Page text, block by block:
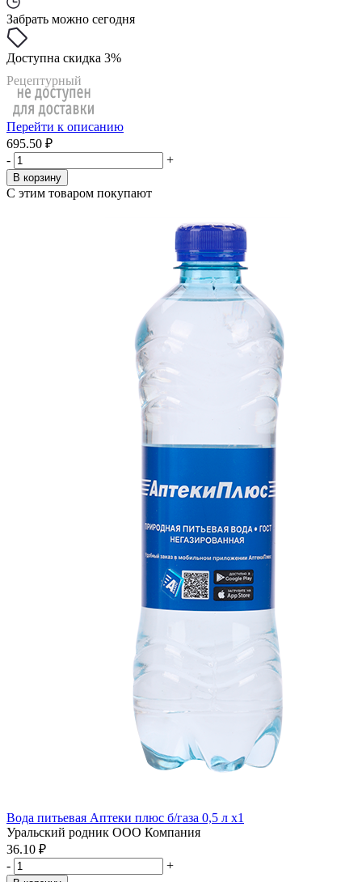
Забрать можно сегодня
Доступна скидка 3%
Рецептурный
Перейти к описанию
695.50 ₽
-
+
В корзину
С этим товаром покупают
Вода питьевая Аптеки плюс б/газа 0,5 л x1
Уральский родник ООО Компания
36.10 ₽
-
+